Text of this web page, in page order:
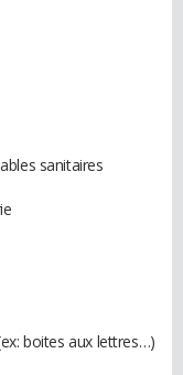
sanitaires
boites aux lettres…)